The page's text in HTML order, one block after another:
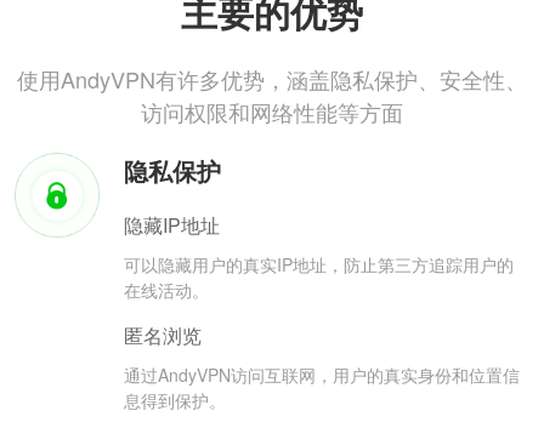
主要的优势
使用AndyVPN有许多优势，涵盖隐私保护、安全性、
访问权限和网络性能等方面
隐私保护
隐藏IP地址
可以隐藏用户的真实IP地址，防止第三方追踪用户的
在线活动。
匿名浏览
通过AndyVPN访问互联网，用户的真实身份和位置信
息得到保护。